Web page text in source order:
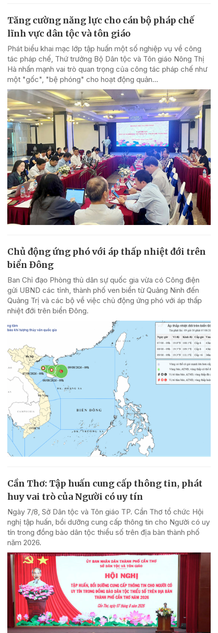
Tăng cường năng lực cho cán bộ pháp chế
lĩnh vực dân tộc và tôn giáo
Phát biểu khai mạc lớp tập huấn một số nghiệp vụ về công
tác pháp chế, Thứ trưởng Bộ Dân tộc và Tôn giáo Nông Thị
Hà nhấn mạnh vai trò quan trọng của công tác pháp chế như
một "gốc", "bệ phóng" cho hoạt động quản...
Chủ động ứng phó với áp thấp nhiệt đới trên
biển Đông
Ban Chỉ đạo Phòng thủ dân sự quốc gia vừa có Công điện
gửi UBND các tỉnh, thành phố ven biển từ Quảng Ninh đến
Quảng Trị và các bộ về việc chủ động ứng phó với áp thấp
nhiệt đới trên biển Đông.
Cần Thơ: Tập huấn cung cấp thông tin, phát
huy vai trò của Người có uy tín
Ngày 7/8, Sở Dân tộc và Tôn giáo TP. Cần Thơ tổ chức Hội
nghị tập huấn, bồi dưỡng cung cấp thông tin cho Người có uy
tín trong đồng bào dân tộc thiểu số trên địa bàn thành phố
năm 2026.